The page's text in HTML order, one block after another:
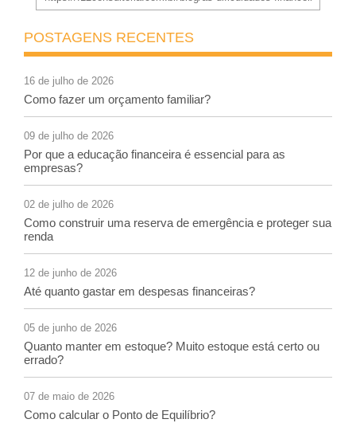
POSTAGENS RECENTES
16 de julho de 2026
Como fazer um orçamento familiar?
09 de julho de 2026
Por que a educação financeira é essencial para as
empresas?
02 de julho de 2026
Como construir uma reserva de emergência e proteger sua
renda
12 de junho de 2026
Até quanto gastar em despesas financeiras?
05 de junho de 2026
Quanto manter em estoque? Muito estoque está certo ou
errado?
07 de maio de 2026
Como calcular o Ponto de Equilíbrio?